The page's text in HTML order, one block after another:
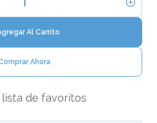
Al Carrito
Ahora
de favoritos